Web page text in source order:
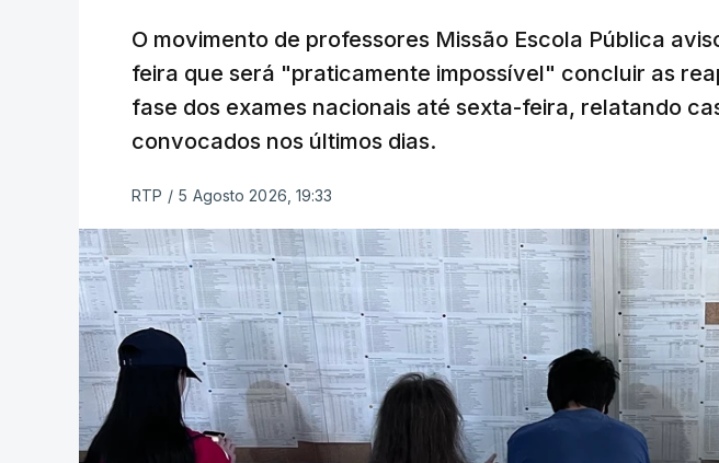
O movimento de professores Missão Escola Pública
feira que será "praticamente impossível" concluir as
fase dos exames nacionais até sexta-feira, relatando
convocados nos últimos dias.
RTP / 5 Agosto 2026, 19:33